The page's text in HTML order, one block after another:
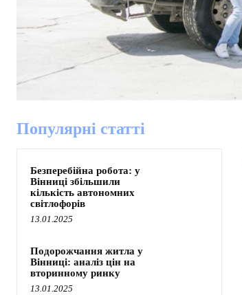
Популярні статті
Безперебійна робота: у
Вінниці збільшили
кількість автономних
світлофорів
13.01.2025
Подорожчання житла у
Вінниці: аналіз цін на
вторинному ринку
13.01.2025